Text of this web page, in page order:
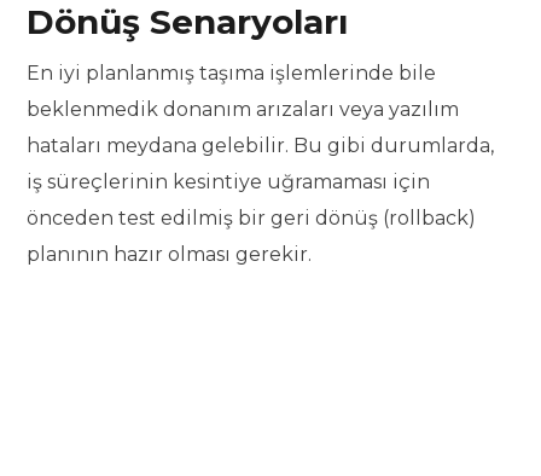
Dönüş Senaryoları
En iyi planlanmış taşıma işlemlerinde bile
beklenmedik donanım arızaları veya yazılım
hataları meydana gelebilir. Bu gibi durumlarda,
iş süreçlerinin kesintiye uğramaması için
önceden test edilmiş bir geri dönüş (rollback)
planının hazır olması gerekir.